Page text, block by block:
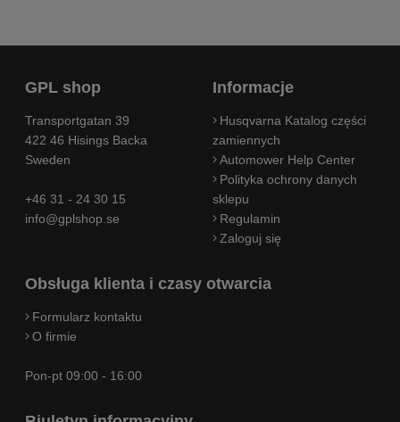
GPL shop
Transportgatan 39
422 46 Hisings Backa
Sweden
+46 31 - 24 30 15
info@gplshop.se
Informacje
Husqvarna Katalog części
zamiennych
Automower Help Center
Polityka ochrony danych
sklepu
Regulamin
Zaloguj się
Obsługa klienta i czasy otwarcia
Formularz kontaktu
O firmie
Pon-pt 09:00 - 16:00